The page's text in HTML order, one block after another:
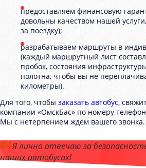
предоставляем финансовую
довольны качеством нашей
за поездку);
разрабатываем маршруты в
(каждый маршрутный лист
пробок, состояния
полотна, чтобы вы не
километры).
Для того, чтобы заказать автобус,
компании «ОмскБас» по номеру
Мы с нетерпением ждем вашего звонка.
Я лично отвечаю за
наших автобусах!